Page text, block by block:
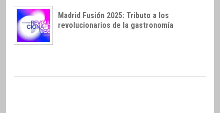
Madrid Fusión 2025: Tributo a los
revolucionarios de la gastronomía